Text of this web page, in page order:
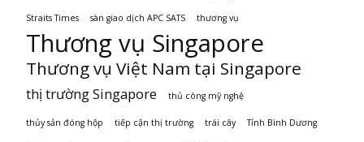
Straits Times sàn giao dịch APC SATS thương vụ
Thương vụ Singapore
Thương vụ Việt Nam tại Singapore
thị trường Singapore thủ công mỹ nghệ
thủy sản đóng hộp tiếp cận thị trường trái cây Tỉnh Bình Dương